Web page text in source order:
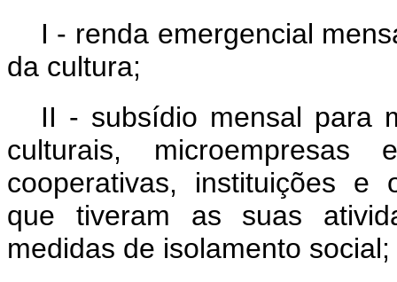
I - renda emergencial
da cultura;
II - subsídio mensal para
culturais, microempresas
cooperativas, instituições e
que tiveram as suas
medidas de isolamento social;